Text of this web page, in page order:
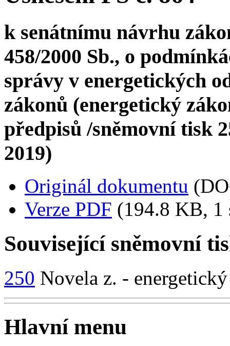
k senátnímu návrhu
458/2000 Sb., o
správy v energetických
zákonů (energetický
předpisů /sněmovní tisk
2019)
Originál dokumentu
Verze PDF (194.8 KB, 1
Související sněmovní
250 Novela z. -
Hlavní menu